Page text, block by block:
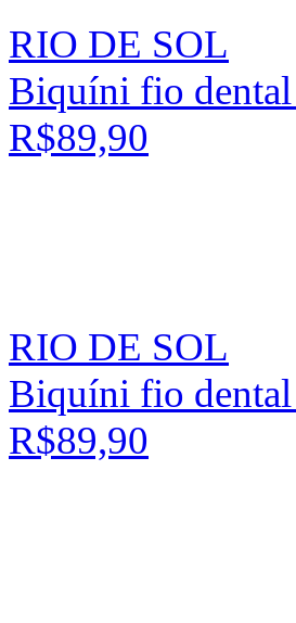
RIO DE SOL
Biquíni fio
R$89,90
RIO DE SOL
Biquíni fio
R$89,90